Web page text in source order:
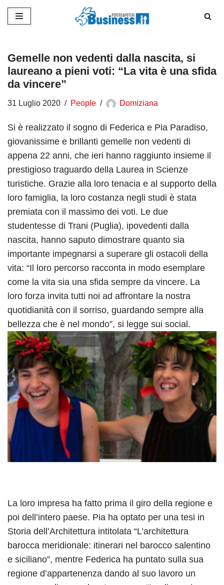
contenuto
Gemelle non vedenti dalla nascita, si
laureano a pieni voti: “La vita è una sfida
da vincere”
31 Luglio 2020 People Domiziana
Si è realizzato il sogno di Federica e Pia Paradiso,
giovanissime e brillanti gemelle non vedenti di
appena 22 anni, che ieri hanno raggiunto insieme il
prestigioso traguardo della Laurea in Scienze
turistiche. Grazie alla loro tenacia e al supporto della
loro famiglia, la loro costanza negli studi è stata
premiata con il massimo dei voti. Le due
studentesse di Trani (Puglia), ipovedenti dalla
nascita, hanno saputo dimostrare quanto sia
importante impegnarsi a superare gli ostacoli della
vita: “Il loro percorso racconta in modo esemplare
come la vita sia una sfida sempre da vincere. La
loro forza invita tutti noi ad affrontare la nostra
quotidianità con il sorriso, guardando sempre alla
bellezza che è nel mondo”, si legge sui social.
La loro impresa ha fatto prima il giro della regione e
poi dell’intero paese. Pia ha optato per una tesi in
Storia dell’Architettura intitolata “L’architettura
barocca meridionale: itinerari nel barocco salentino
e siciliano”, mentre Federica ha puntato sulla sua
regione d’appartenenza dando al suo lavoro un